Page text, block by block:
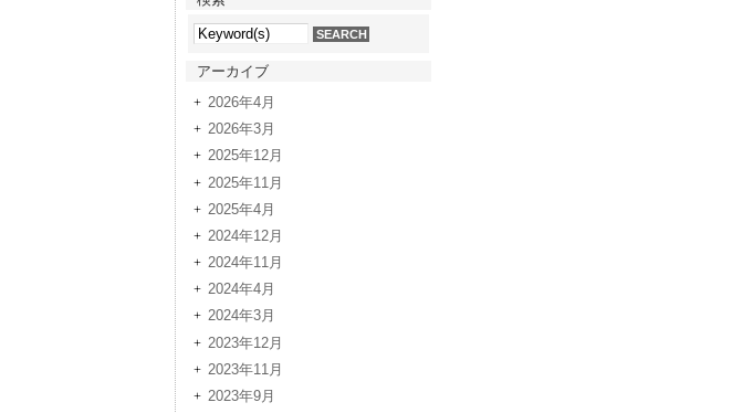
アーカイブ
2026年4月
2026年3月
2025年12月
2025年11月
2025年4月
2024年12月
2024年11月
2024年4月
2024年3月
2023年12月
2023年11月
2023年9月